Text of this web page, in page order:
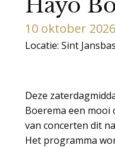
Hayo
10 oktober
Locatie: Sint
Deze
Boerema een mooi
van concerten dit
Het programma